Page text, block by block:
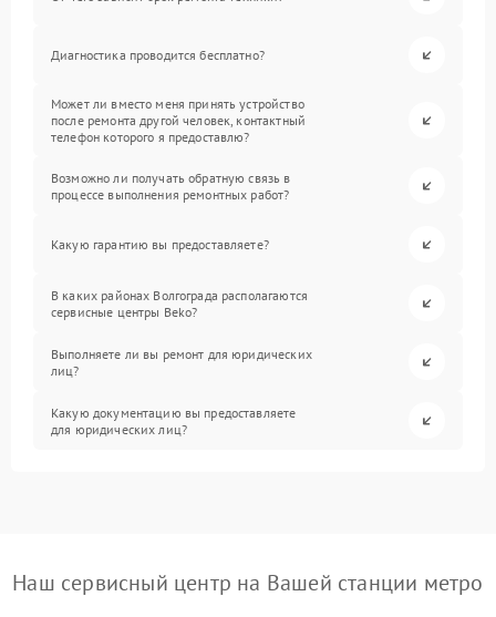
Диагностика проводится бесплатно?
Может ли вместо меня принять устройство
после ремонта другой человек, контактный
телефон которого я предоставлю?
Возможно ли получать обратную связь в
процессе выполнения ремонтных работ?
Какую гарантию вы предоставляете?
В каких районах Волгограда располагаются
сервисные центры Beko?
Выполняете ли вы ремонт для юридических
лиц?
Какую документацию вы предоставляете
для юридических лиц?
Наш сервисный центр на Вашей станции метро